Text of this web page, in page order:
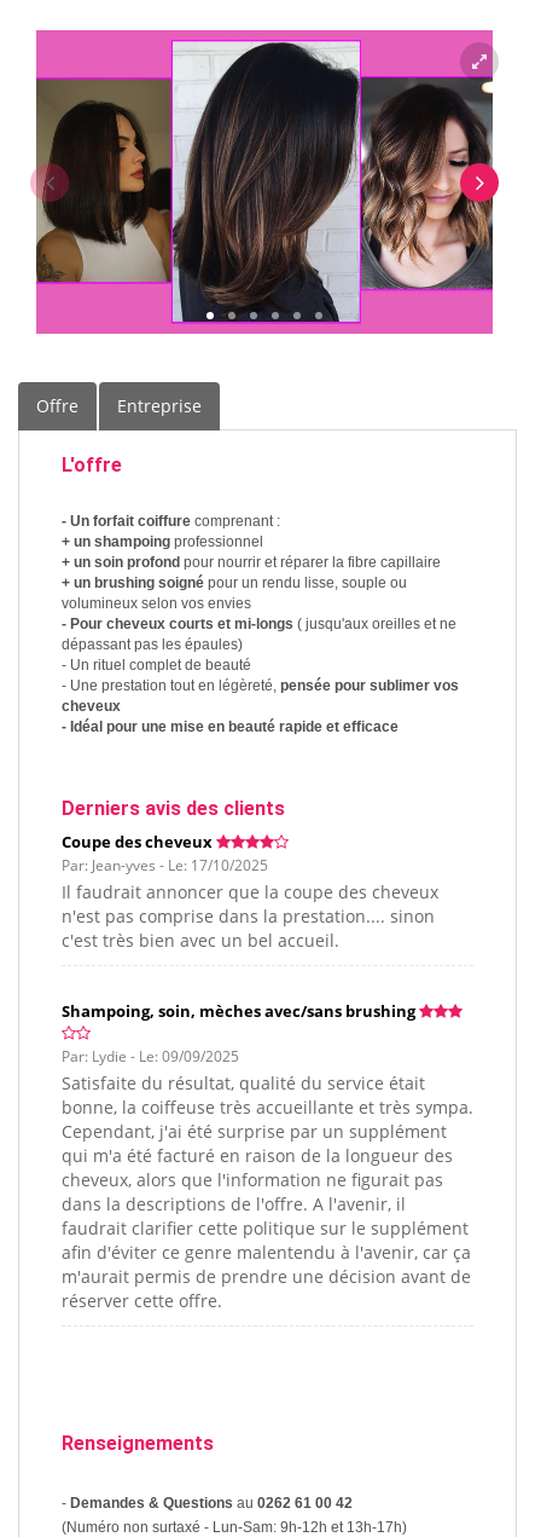
Offre Entreprise
L'offre
- Un forfait coiffure comprenant :
+ un shampoing professionnel
+ un soin profond pour nourrir et réparer la fibre capillaire
+ un brushing soigné pour un rendu lisse, souple ou
volumineux selon vos envies
- Pour cheveux courts et mi-longs ( jusqu'aux oreilles et ne
dépassant pas les épaules)
- Un rituel complet de beauté
- Une prestation tout en légèreté, pensée pour sublimer vos
cheveux
- Idéal pour une mise en beauté rapide et efficace
Derniers avis des clients
Coupe des cheveux
Par: Jean-yves - Le: 17/10/2025
Il faudrait annoncer que la coupe des cheveux
n'est pas comprise dans la prestation.... sinon
c'est très bien avec un bel accueil.
Shampoing, soin, mèches avec/sans brushing
Par: Lydie - Le: 09/09/2025
Satisfaite du résultat, qualité du service était
bonne, la coiffeuse très accueillante et très sympa.
Cependant, j'ai été surprise par un supplément
qui m'a été facturé en raison de la longueur des
cheveux, alors que l'information ne figurait pas
dans la descriptions de l'offre. A l'avenir, il
faudrait clarifier cette politique sur le supplément
afin d'éviter ce genre malentendu à l'avenir, car ça
m'aurait permis de prendre une décision avant de
réserver cette offre.
Renseignements
- Demandes & Questions au 0262 61 00 42
(Numéro non surtaxé - Lun-Sam: 9h-12h et 13h-17h)